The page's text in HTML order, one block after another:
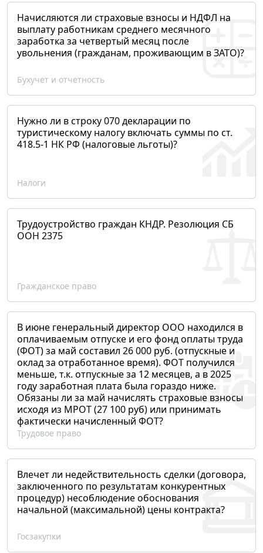
Начисляются ли страховые взносы и НДФЛ на
выплату работникам среднего месячного
заработка за четвертый месяц после
увольнения (гражданам, проживающим в ЗАТО)?
Бухучет и отчетность
Нужно ли в строку 070 декларации по
туристическому налогу включать суммы по ст.
418.5-1 НК РФ (налоговые льготы)?
Налоги
Трудоустройство граждан КНДР. Резолюция СБ
ООН 2375
Гражданское право
В июне генеральный директор ООО находился в
оплачиваемым отпуске и его фонд оплаты труда
(ФОТ) за май составил 26 000 руб. (отпускные и
оклад за отработанное время). ФОТ получился
меньше, т.к. отпускные за 12 месяцев, а в 2025
году заработная плата была гораздо ниже.
Обязаны ли за май начислять страховые взносы
исходя из МРОТ (27 100 руб) или принимать
фактически начисленный ФОТ?
Трудовое право
Влечет ли недействительность сделки (договора,
заключенного по результатам конкурентных
процедур) несоблюдение обоснования
начальной (максимальной) цены контракта?
Госзакупки